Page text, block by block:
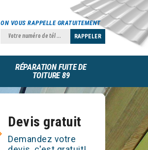
ON VOUS RAPPELLE GRATUITEMENT
RÉPARATION FUITE DE
TOITURE 89
Devis gratuit
Demandez votre